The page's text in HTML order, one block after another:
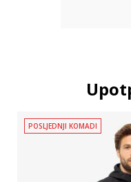
POSLJEDNJI KOMADI